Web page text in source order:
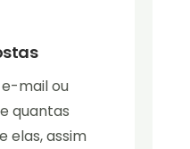
mail ou
quantas
elas, assim